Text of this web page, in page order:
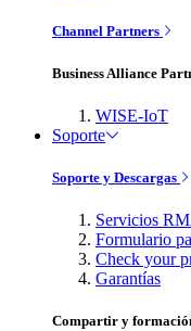
Channel Partners
Business Alliance
WISE-IoT
Soporte
Soporte y Descargas
Servicios
Formulario
Check your
Garantías
Compartir y